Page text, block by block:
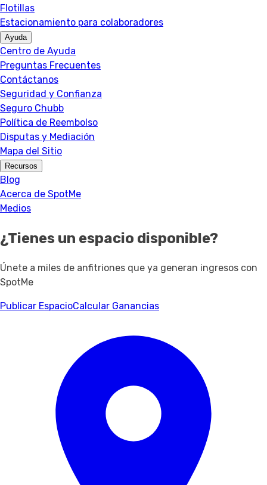
Flotillas
Estacionamiento para colaboradores
Ayuda
Centro de Ayuda
Preguntas Frecuentes
Contáctanos
Seguridad y Confianza
Seguro Chubb
Política de Reembolso
Disputas y Mediación
Mapa del Sitio
Recursos
Blog
Acerca de SpotMe
Medios
¿Tienes un espacio disponible?
Únete a miles de anfitriones que ya generan ingresos con
SpotMe
Publicar EspacioCalcular Ganancias